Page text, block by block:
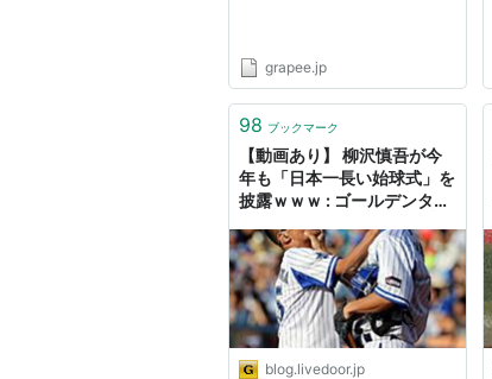
grapee.jp
98 ブックマーク
【動画あり】 柳沢慎吾が今
年も「日本一長い始球式」を
披露ｗｗｗ : ゴールデンタイ
blog.livedoor.jp